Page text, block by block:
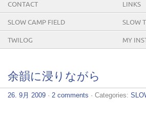
CONTACT LINKS
SLOW CAMP FIELD SLOW
TWILOG MY
余韻に浸りながら
26. 9月 2009 · 2 comments · Categories: